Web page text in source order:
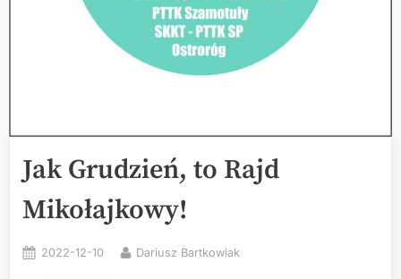
Jak Grudzień, to Rajd
Mikołajkowy!
Posted
2022-12-10 By
Dariusz Bartkowiak